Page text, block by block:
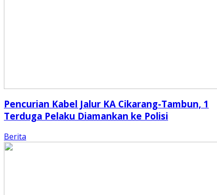
Pencurian Kabel Jalur KA Cikarang-Tambun, 1
Terduga Pelaku Diamankan ke Polisi
Berita